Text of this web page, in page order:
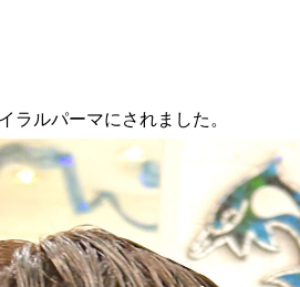
ラルパーマにされました。